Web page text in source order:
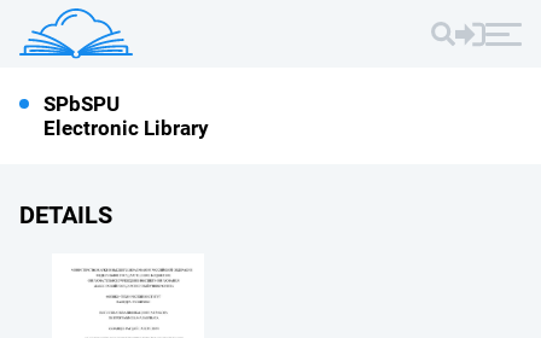
SPbSPU
Electronic Library
DETAILS